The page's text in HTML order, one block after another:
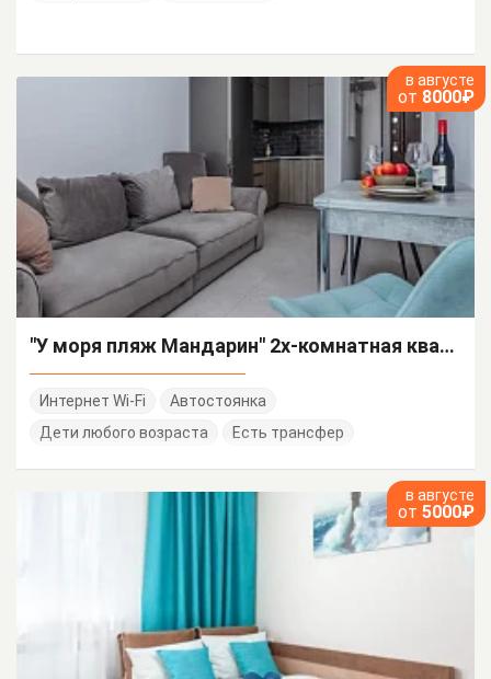
в августе
от 8000₽
"У моря пляж Мандарин" 2х-комнатная квартира
Интернет Wi-Fi
Автостоянка
Дети любого возраста
Есть трансфер
в августе
от 5000₽